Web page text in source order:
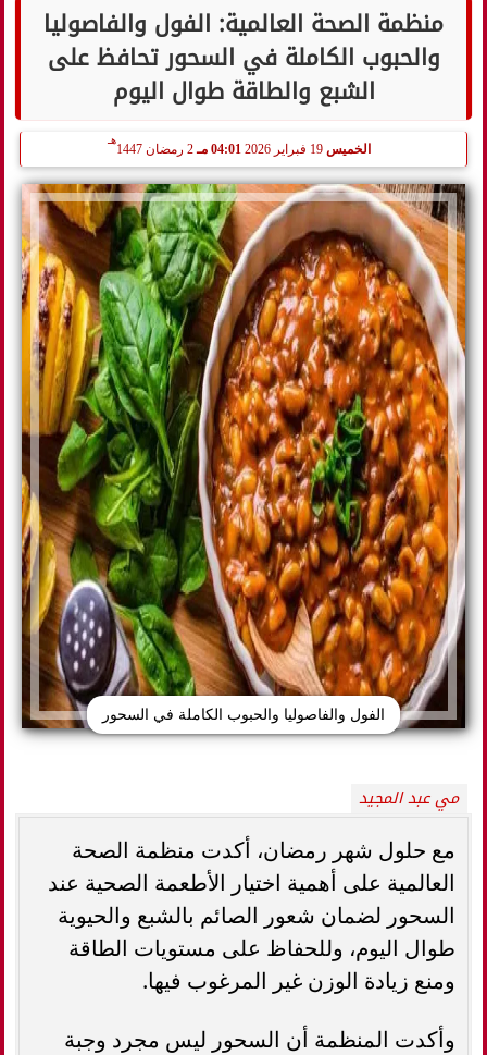
منظمة الصحة العالمية: الفول والفاصوليا
والحبوب الكاملة في السحور تحافظ على
الشبع والطاقة طوال اليوم
الخميس 04:01 مـ 2 رمضان 1447
هـ
الفول والفاصوليا والحبوب الكاملة في السحور
مي عبد المجيد
مع حلول شهر رمضان، أكدت منظمة الصحة
العالمية على أهمية اختيار الأطعمة الصحية عند
السحور لضمان شعور الصائم بالشبع والحيوية
طوال اليوم، وللحفاظ على مستويات الطاقة
ومنع زيادة الوزن غير المرغوب فيها.
وأكدت المنظمة أن السحور ليس مجرد وجبة